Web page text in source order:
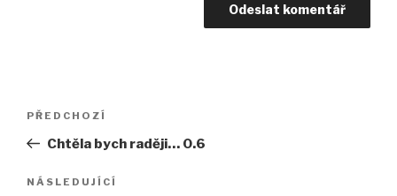
Navigace
příspěvek
Předchozí
příspěvek
PŘEDCHOZÍ
Chtěla bych raději… 0.6
Následující
NÁSLEDUJÍCÍ